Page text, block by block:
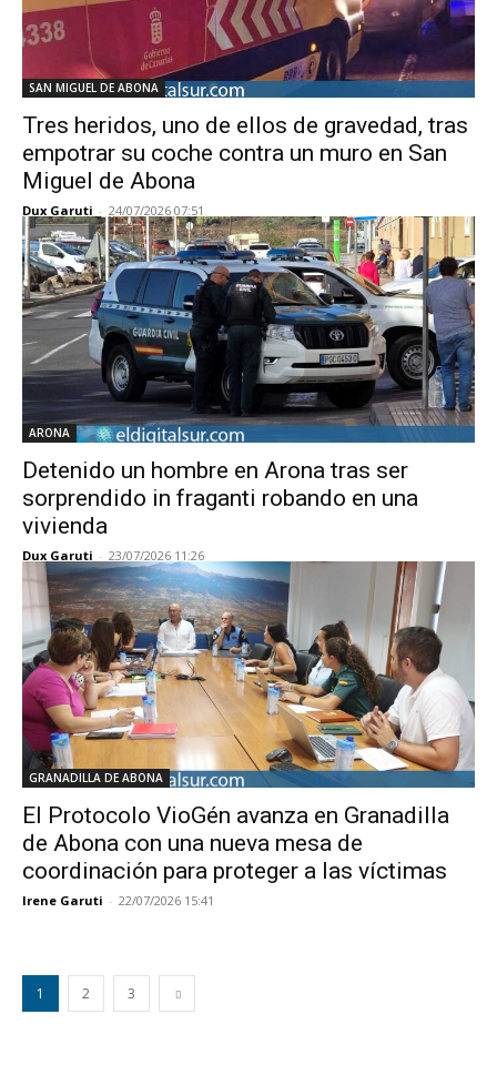
SAN MIGUEL DE ABONA
Tres heridos, uno de ellos de gravedad, tras
empotrar su coche contra un muro en San
Miguel de Abona
Dux Garuti - 24/07/2026 07:51
ARONA
Detenido un hombre en Arona tras ser
sorprendido in fraganti robando en una
vivienda
Dux Garuti - 23/07/2026 11:26
GRANADILLA DE ABONA
El Protocolo VioGén avanza en Granadilla
de Abona con una nueva mesa de
coordinación para proteger a las víctimas
Irene Garuti - 22/07/2026 15:41
1 2 3